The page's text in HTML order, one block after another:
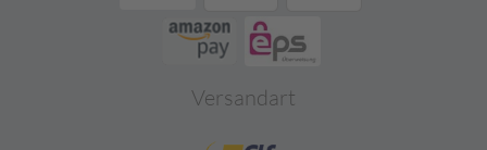
Versandart